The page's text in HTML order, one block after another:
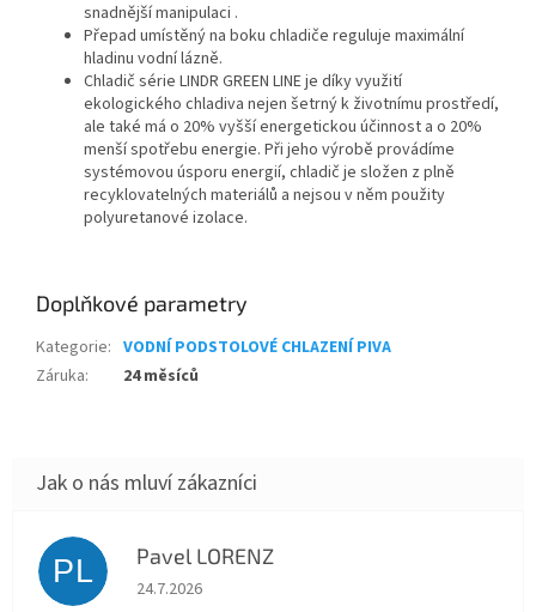
snadnější manipulaci .
Přepad umístěný na boku chladiče reguluje maximální
hladinu vodní lázně.
Chladič série LINDR GREEN LINE je díky využití
ekologického chladiva nejen šetrný k životnímu prostředí,
ale také má o 20% vyšší energetickou účinnost a o 20%
menší spotřebu energie. Při jeho výrobě provádíme
systémovou úsporu energií, chladič je složen z plně
recyklovatelných materiálů a nejsou v něm použity
polyuretanové izolace.
Doplňkové parametry
Kategorie: VODNÍ PODSTOLOVÉ CHLAZENÍ PIVA
Záruka: 24 měsíců
PL Pavel LORENZ
Hodnocení obchodu je 5 z 5 hvězdiček.
24.7.2026